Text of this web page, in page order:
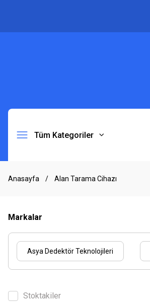
Tüm Kategoriler
Anasayfa Alan Tarama Cihazı
Markalar
Asya Dedektör Teknolojileri
Stoktakiler